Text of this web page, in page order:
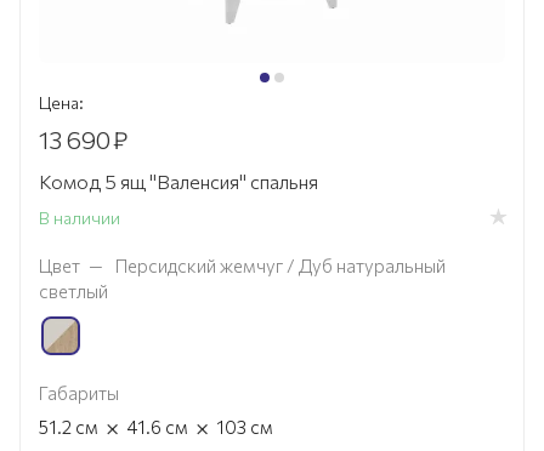
Цена:
13 690₽
Комод 5 ящ "Валенсия" спальня
В наличии
Цвет —
Персидский жемчуг / Дуб натуральный
светлый
Габариты
51.2 см × 41.6 см × 103 см